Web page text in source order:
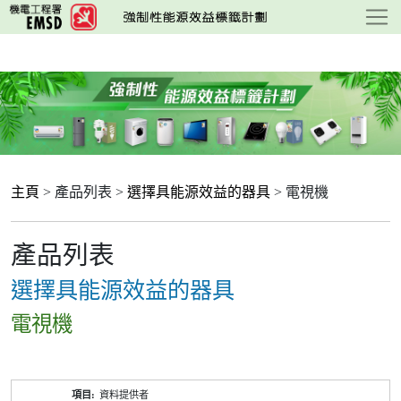
跳
至
要
內
容
主頁 > 產品列表 > 選擇具能源效益的器具 > 電視機
產品列表
選擇具能源效益的器具
電視機
資料提供者